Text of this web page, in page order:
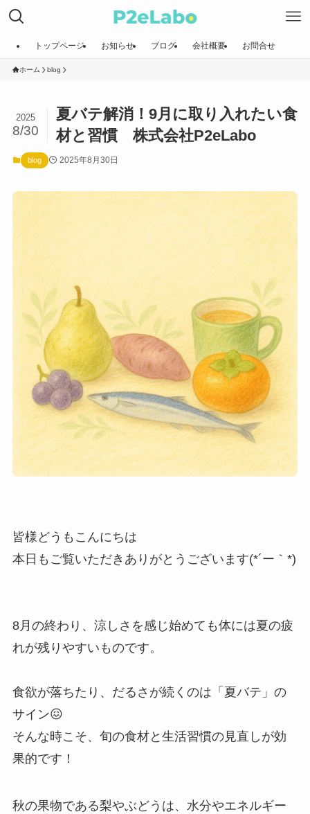
トップページ お知らせ ブログ 会社概要 お問合せ
ホーム blog
夏バテ解消！9月に取り入れたい食
材と習慣 株式会社P2eLabo
2025
8/30
blog 2025年8月30日
皆様どうもこんにちは
本日もご覧いただきありがとうございます(*´ー｀*)
8月の終わり、涼しさを感じ始めても体には夏の疲
れが残りやすいものです。
食欲が落ちたり、だるさが続くのは「夏バテ」の
サイン😖
そんな時こそ、旬の食材と生活習慣の見直しが効
果的です！
秋の果物である梨やぶどうは、水分やエネルギー